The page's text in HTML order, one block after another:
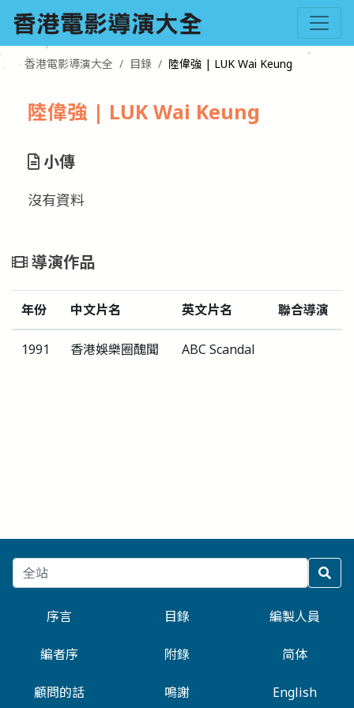
香港電影導演大全 目錄 陸偉強 | LUK Wai Keung
陸偉強 | LUK Wai Keung
小傳
沒有資料
導演作品
年份 中文片名 英文片名 聯合導演
1991 香港娛樂圈醜聞 ABC Scandal
序言 目錄 編製人員
編者序 附錄 简体
顧問的話 鳴謝 English